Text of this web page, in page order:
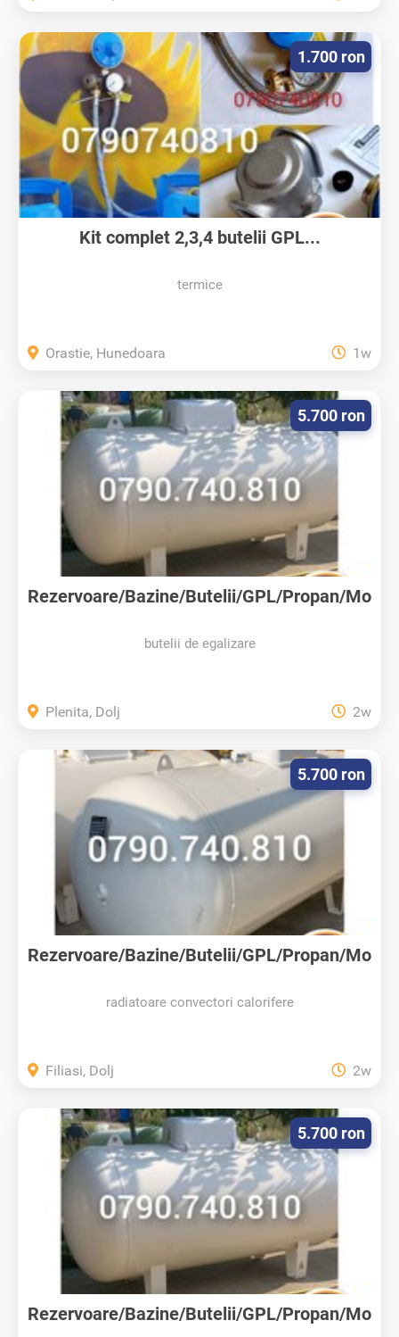
Kit complet 2,3,4 butelii GPL...
termice
1.700 ron
Orastie, Hunedoara 1w
Rezervoare/Bazine/Butelii/GPL/Propan/Mo
butelii de egalizare
5.700 ron
Plenita, Dolj 2w
Rezervoare/Bazine/Butelii/GPL/Propan/Mo
radiatoare convectori calorifere
5.700 ron
Filiasi, Dolj 2w
Rezervoare/Bazine/Butelii/GPL/Propan/Mo
5.700 ron